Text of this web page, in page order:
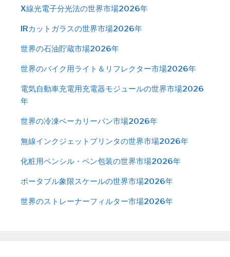
X線光電子分光法の世界市場2026年
IRカットガラスの世界市場2026年
世界の石油貯蔵市場2026年
世界のバイク用ライト＆リフレクター市場2026年
電気自動車充電用充電器モジュールの世界市場2026
年
世界の冷凍ベーカリーパン市場2026年
無線インクジェットプリンタの世界市場2026年
化粧用ペンシル・ペン包装の世界市場2026年
ポータブル象限スケールの世界市場2026年
世界のストレーナーフィルター市場2026年